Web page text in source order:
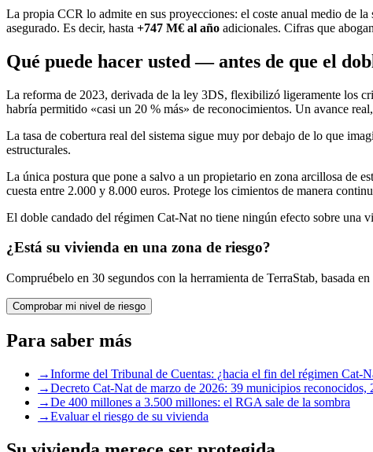
La propia CCR lo admite en sus proyecciones: el coste anual medio de la
asegurado. Es decir, hasta +747 M€ al año adicionales. Cifras que
Qué puede hacer usted — antes de que el
La reforma de 2023, derivada de la ley 3DS, flexibilizó ligeramente los
habría permitido «casi un 20 % más» de reconocimientos. Un avance
La tasa de cobertura real del sistema sigue muy por debajo de lo que
estructurales.
La única postura que pone a salvo a un propietario en zona arcillosa de
cuesta entre 2.000 y 8.000 euros. Protege los cimientos de manera
El doble candado del régimen Cat-Nat no tiene ningún efecto sobre una
¿Está su vivienda en una zona de riesgo?
Compruébelo en 30 segundos con la herramienta de TerraStab, basada
Comprobar mi nivel de riesgo
Para saber más
→Informe del Tribunal de Cuentas: ¿hacia el fin del régimen Cat-
→Decreto Cat-Nat de marzo de 2026: 39 municipios reconocidos,
→De 400 millones a 3.500 millones: el RGA sale de la sombra
→Evaluar el riesgo de su vivienda